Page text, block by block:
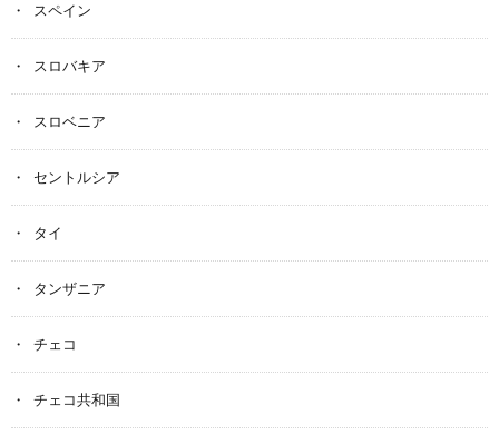
スペイン
スロバキア
スロベニア
セントルシア
タイ
タンザニア
チェコ
チェコ共和国